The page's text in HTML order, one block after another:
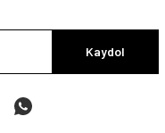
Kaydol